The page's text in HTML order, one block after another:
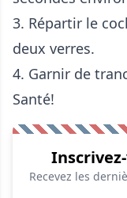
3. Répartir le
deux verres.
4. Garnir de
Santé!
Recevez les